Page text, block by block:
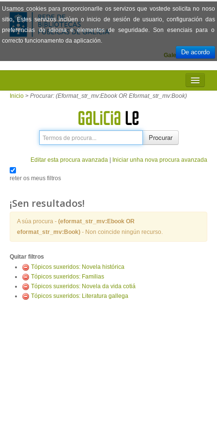
Usamos cookies para proporcionarlle os servizos que vostede solicita no noso
sitio. Estes servizos inclúen o inicio de sesión de usuario, configuración das
preferencias do idioma e elementos de seguridade. Son esenciais para o
correcto funcionamento da aplicación.
De acordo
Español
Galego
INICIO
PRÉSTAMO
ENTRAR
Inicio > Procurar: (Eformat_str_mv:Ebook OR Eformat_str_mv:Book)
Procurar
Editar esta procura avanzada Iniciar unha nova procura avanzada
reter os meus filtros
¡Sen resultados!
A súa procura - (eformat_str_mv:Ebook OR
eformat_str_mv:Book) - Non coincide ningún recurso.
Quitar filtros
Tópicos suxeridos: Novela histórica
Tópicos suxeridos: Familias
Tópicos suxeridos: Novela da vida cotiá
Tópicos suxeridos: Literatura gallega